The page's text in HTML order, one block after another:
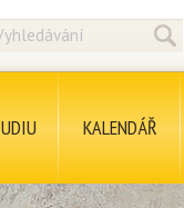
KALENDÁŘ